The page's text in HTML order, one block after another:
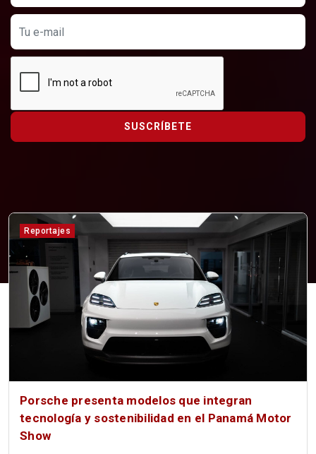
SUSCRÍBETE
Reportajes
Porsche presenta modelos que integran
tecnología y sostenibilidad en el Panamá Motor
Show